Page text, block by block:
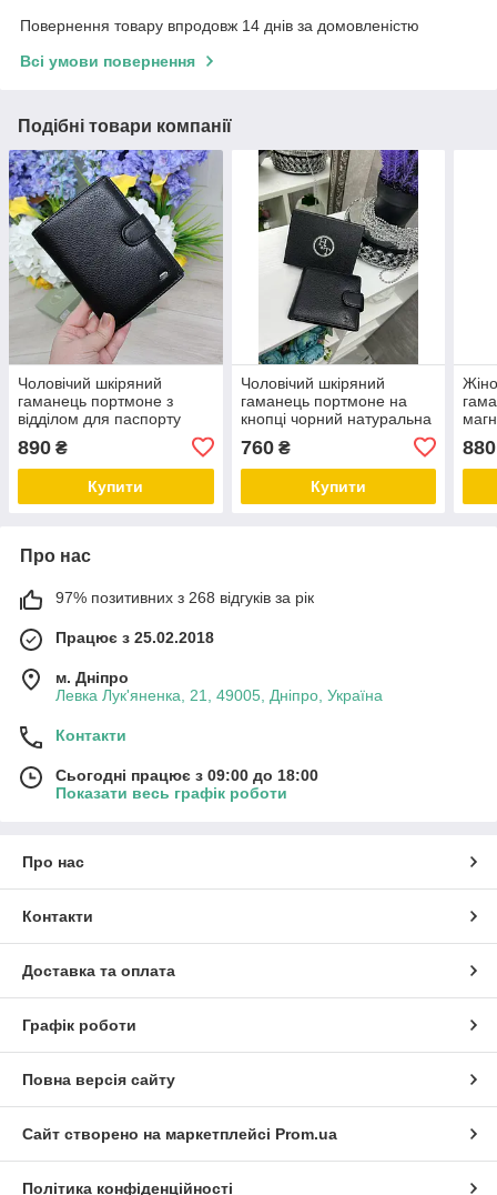
Повернення товару впродовж 14 днів за домовленістю
Всі умови повернення
Подібні товари компанії
Чоловічий шкіряний
гаманець портмоне з
відділом для паспорту
чорний натуральна шкіра
890 ₴
Купити
Чоловічий шкіряний
гаманець портмоне на
кнопці чорний натуральна
760₴
Купити
880
Про нас
97% позитивних з 268 відгуків за рік
Працює з 25.02.2018
м. Дніпро
Левка Лук'яненка, 21, 49005, Дніпро, Україна
Контакти
Сьогодні працює з 09:00 до 18:00
Показати весь графік роботи
Про нас
Контакти
Доставка та оплата
Графік роботи
Повна версія сайту
Сайт створено на маркетплейсі Prom.ua
Політика конфіденційності